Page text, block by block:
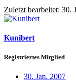
Zuletzt bearbeitet: 30.
Kunibert
Registriertes Mitglied
30. Jan. 2007